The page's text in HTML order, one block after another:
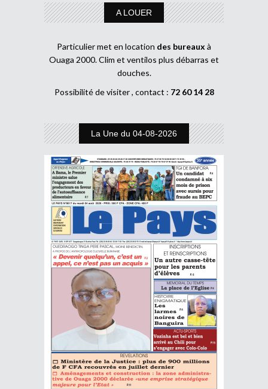
A LOUER
Particulier met en location des bureaux à
Ouaga 2000. Clim et ventilos plus débarras et
douches.
Possibilité de visiter , contact : 72 60 14 28
La Une du 04-08-2026